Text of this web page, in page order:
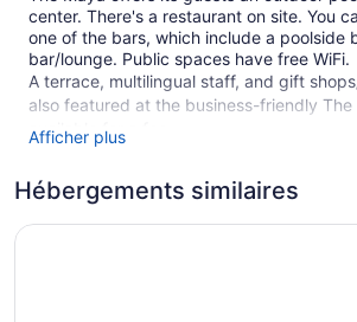
center. There's a restaurant on site. You
one of the bars, which include a poolside
bar/lounge. Public spaces have free WiFi.
A terrace, multilingual staff, and gift
also featured at the business-friendly
available for a fee.
Beach hotel.
191 guestrooms or units
Afficher plus
Hébergements similaires
The Queen Mary